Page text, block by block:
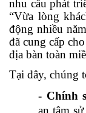
nhu cầu phát
“Vừa lòng
động nhiều
đã cung cấp
địa bàn toàn
Tại đây, chúng
- Chính
an tâm